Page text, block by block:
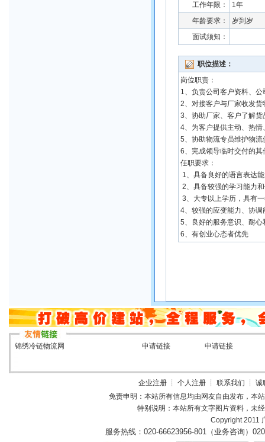
工作年限：
1年
年龄要求：
岁到岁
面试须知：
职位描述：
岗位职责：
1、负责公司客户资料、
2、对接客户与厂家收发
3、协助厂家、客户了解
4、为客户提供主动、热
5、协助物流专员维护物
6、完成领导临时交付的
任职要求：
1、具备良好的语言表达
2、具备较强的学习能力
3、大专以上学历，具有
4、较强的应变能力、协
5、良好的服务意识、耐
6、有创业心态者优先
锦绣冷链物流网 申请链接 申请链接
企业注册┊ 个人注册┊ 联系我们 ┊ 诚
免责申明：本站所有信息均由网友自由发布，本
特别说明：本站所有文字图片资料，未
Copyright 2011
服务热线： 020-66623956-801（业务咨询）